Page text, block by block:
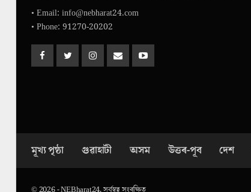
• Email: info@nebharat24.com
• Phone: 91270-20202
মূখ্য পৃষ্ঠা গুৱাহাটী অসম উত্তৰ-পূব দেশ
© 2026 - NEBharat24. সৰ্বস্বত্ব সংৰক্ষিত